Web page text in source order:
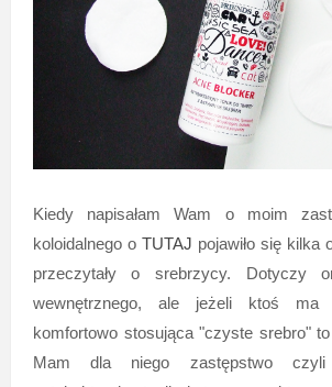
Kiedy napisałam Wam o moim
koloidalnego o TUTAJ pojawiło się kilka
przeczytały o srebrzycy. Dotyczy
wewnętrznego, ale jeżeli ktoś
komfortowo stosująca "czyste srebro"
Mam dla niego zastępstwo czyli